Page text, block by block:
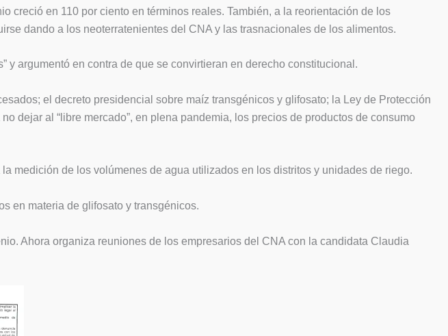
creció en 110 por ciento en términos reales. También, a la reorientación de los
dando a los neoterratenientes del CNA y las trasnacionales de los alimentos.
y argumentó en contra de que se convirtieran en derecho constitucional.
el decreto presidencial sobre maíz transgénicos y glifosato; la Ley de Protección
dejar al “libre mercado”, en plena pandemia, los precios de productos de consumo
medición de los volúmenes de agua utilizados en los distritos y unidades de riego.
en materia de glifosato y transgénicos.
Ahora organiza reuniones de los empresarios del CNA con la candidata Claudia